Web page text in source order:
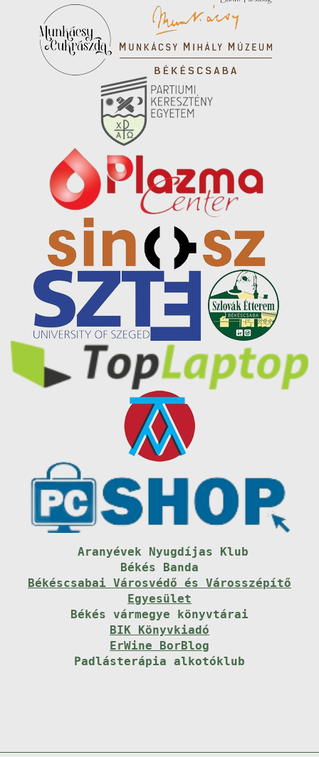
Aranyévek Nyugdíjas Klub
Békés Banda
Békéscsabai Városvédő és Városszépítő
Egyesület
Békés vármegye könyvtárai
BIK Könyvkiadó
ErWine BorBlog
Padlásterápia alkotóklub